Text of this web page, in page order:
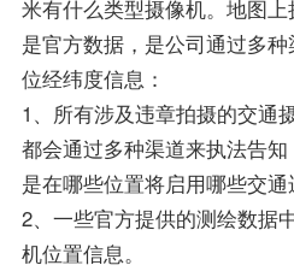
米有什么类型摄像机。地图
是官方数据，是公司通过多
位经纬度信息：
1、所有涉及违章拍摄的交通
都会通过多种渠道来执法告
是在哪些位置将启用哪些交通
2、一些官方提供的测绘数据
机位置信息。